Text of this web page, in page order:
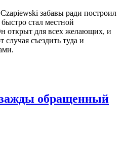
забавы ради построил
стал местной
открыт для всех желающих, и
съездить туда и
обращенный